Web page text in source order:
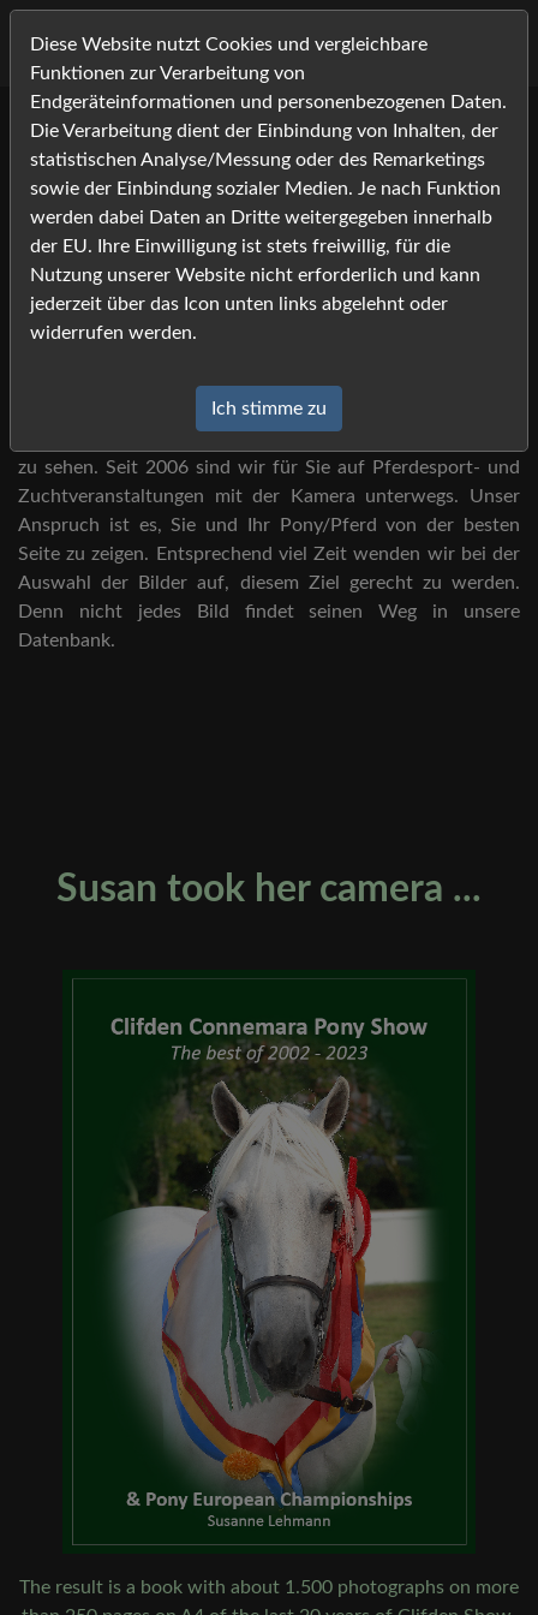
Willkommen bei Foto-
Job.com -
Ihrem Bildershop rund um die
Pferdefotografie!
Sie haben Foto-Job auf der Veranstaltung gesehen?
zu sehen. Seit 2006 sind wir für Sie auf Pferdesport- und
Zuchtveranstaltungen mit der Kamera unterwegs. Unser
Anspruch ist es, Sie und Ihr Pony/Pferd von der besten
Seite zu zeigen. Entsprechend viel Zeit wenden wir bei der
Auswahl der Bilder auf, diesem Ziel gerecht zu werden.
Denn nicht jedes Bild findet seinen Weg in unsere
Datenbank.
Susan took her camera ...
The result is a book with about 1.500 photographs on more
Diese Website nutzt Cookies und vergleichbare
Funktionen zur Verarbeitung von
Endgeräteinformationen und personenbezogenen Daten.
Die Verarbeitung dient der Einbindung von Inhalten, der
statistischen Analyse/Messung oder des Remarketings
sowie der Einbindung sozialer Medien. Je nach Funktion
werden dabei Daten an Dritte weitergegeben innerhalb
der EU. Ihre Einwilligung ist stets freiwillig, für die
Nutzung unserer Website nicht erforderlich und kann
jederzeit über das Icon unten links abgelehnt oder
widerrufen werden.
Ich stimme zu